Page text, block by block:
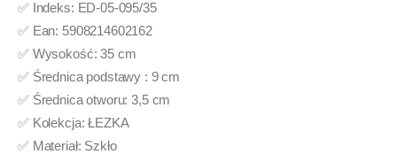
✅ Indeks: ED-05-095/35
✅ Ean: 5908214602162
✅ Wysokość: 35 cm
✅ Średnica podstawy : 9 cm
✅ Średnica otworu: 3,5 cm
✅ Kolekcja: ŁEZKA
✅ Materiał: Szkło